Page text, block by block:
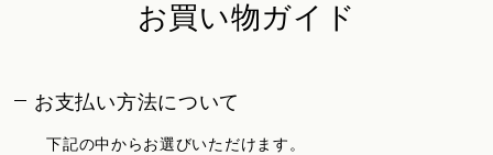
お買い物ガイド
お支払い方法について
下記の中からお選びいただけます。